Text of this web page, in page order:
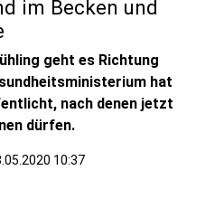
im Becken und
geht es Richtung
hat
nach denen jetzt
dürfen.
10:37